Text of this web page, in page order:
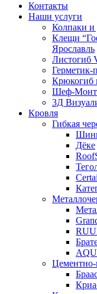
Контакты
Наши услуги
Колпаки
Клещи
Ярославль
Листогиб
Крюкогиб
Шеф-
3Д
Кровля
Гибкая
Дёке
Цементно-